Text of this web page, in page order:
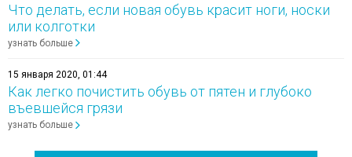
Что делать, если новая обувь красит ноги, носки
или колготки
узнать больше
15 января 2020, 01:44
Как легко почистить обувь от пятен и глубоко
въевшейся грязи
узнать больше